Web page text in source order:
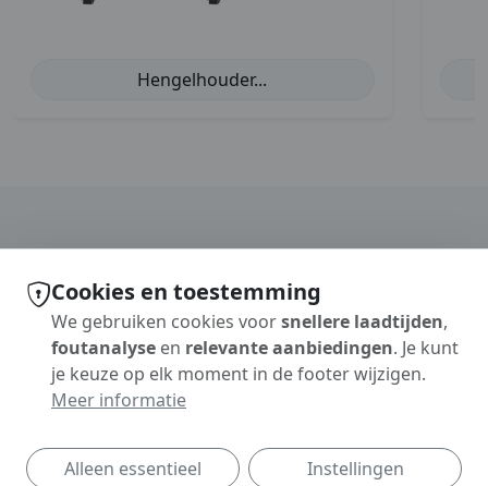
Hengelhouder...
Cookies en toestemming
We gebruiken cookies voorsnellere laadtijden,
foutanalyse en relevante aanbiedingen. Je kunt
je keuze op elk moment in de footer wijzigen.
Meer informatie
Alleen essentieel Instellingen
Informationen
Privacybeleid
Annuleringsvoorwaarden